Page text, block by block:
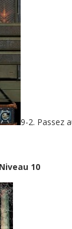
9-2. Passez
Niveau 10